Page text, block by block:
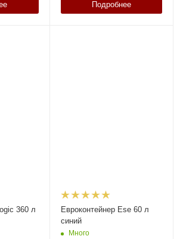
Подробнее
360 л
Евроконтейнер Ese 60 л
синий
Много